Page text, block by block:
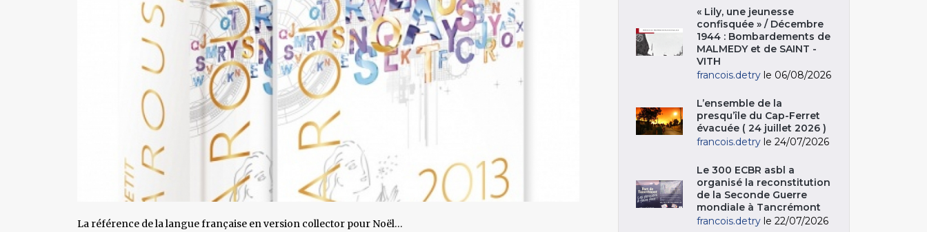
La référence de la langue française en version collector pour Noël…
« Lily, une jeunesse
confisquée » / Décembre
1944 : Bombardements de
MALMEDY et de SAINT -
VITH
francois.detry le 06/08/2026
L’ensemble de la
presqu’île du Cap-Ferret
évacuée ( 24 juillet 2026 )
francois.detry le 24/07/2026
Le 300 ECBR asbl a
organisé la reconstitution
de la Seconde Guerre
mondiale à Tancrémont
francois.detry le 22/07/2026